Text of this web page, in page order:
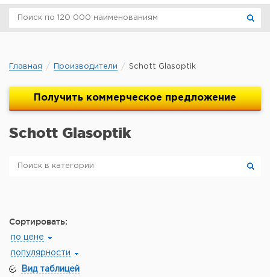
Главная Производители Schott Glasoptik
Получить коммерческое предложение
Schott Glasoptik
Сортировать:
по цене
популярности
Вид таблицей